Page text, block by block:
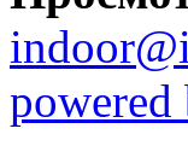
powered